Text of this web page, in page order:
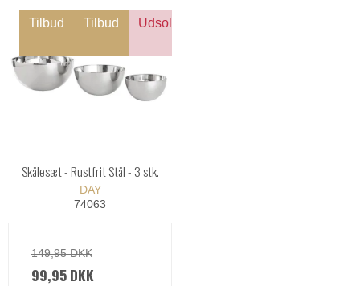
Tilbud Tilbud Udsolgt
Skålesæt - Rustfrit Stål - 3 stk.
DAY
74063
149,95 DKK
99,95 DKK